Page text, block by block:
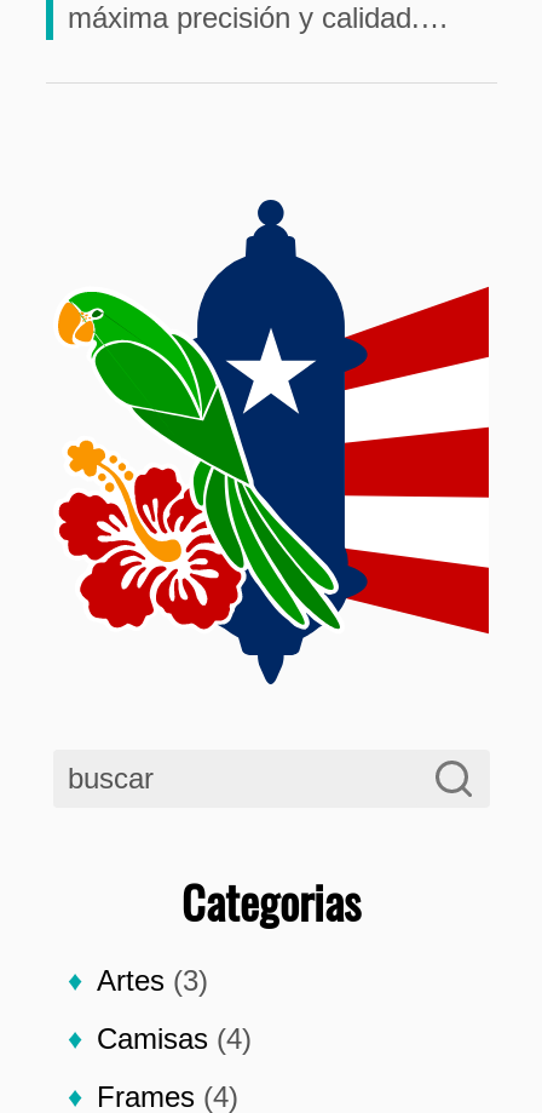
Categorias
Artes(3)
Camisas(4)
Frames(4)
máxima precisión y calidad.…